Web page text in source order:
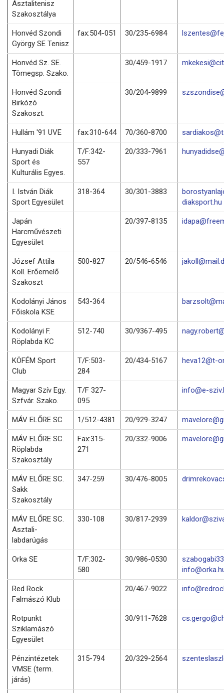
Asztalitenisz
Szakosztálya
Honvéd Szondi
György SE Tenisz
fax:504-051 30/235-6984
Honvéd Sz. SE.
Tömegsp. Szako.
30/459-1917
Honvéd Szondi
Birkózó
Szakoszt.
30/204-9899
Hullám '91 UVE fax:310-644 70/360-8700
Hunyadi Diák
Sport és
Kulturális Egyes.
T/F:342-
557
20/333-7961
I. István Diák
Sport Egyesület
318-364 30/301-3883
diaksport.hu
Japán
Harcművészeti
Egyesület
20/397-8135
József Attila
Koll. Erőemelő
Szakoszt
500-827 20/546-6546
Kodolányi János
Főiskola KSE
543-364
Kodolányi F.
Röplabda KC
512-740 30/9367-495
KÖFÉM Sport
Club
T/F:503-
284
20/434-5167 heva12@t-
Magyar Szív Egy.
Szfvár. Szako.
T/F 327-
095
info@e-
MÁV ELŐRE SC 1/512-4381 20/929-3247
MÁV ELŐRE SC.
Röplabda
Szakosztály
Fax:315-
271
20/332-9006
MÁV ELŐRE SC.
Sakk
Szakosztály
347-259 30/476-8005
MÁV ELŐRE SC.
Asztali-
labdarúgás
330-108 30/817-2939
Orka SE
T/F:302-
580
30/986-0530
Red Rock
Falmászó Klub
20/467-9022
Rotpunkt
Sziklamászó
Egyesület
30/911-7628
Pénzintézetek
VMSE (term.
járás)
315-794 20/329-2564